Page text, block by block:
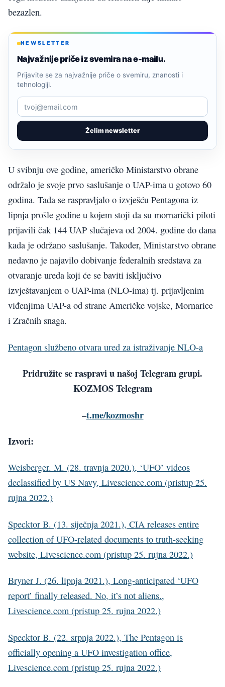
bezazlen.
NEWSLETTER
Najvažnije priče iz svemira na e-mailu.
Želim newsletter
Prijavite se za najvažnije priče o svemiru, znanosti i
tehnologiji.
U svibnju ove godine, američko Ministarstvo obrane
održalo je svoje prvo saslušanje o UAP-ima u gotovo 60
godina. Tada se raspravljalo o izvješću Pentagona iz
lipnja prošle godine u kojem stoji da su mornarički piloti
prijavili čak 144 UAP slučajeva od 2004. godine do dana
kada je održano saslušanje. Također, Ministarstvo obrane
nedavno je najavilo dobivanje federalnih sredstava za
otvaranje ureda koji će se baviti isključivo
izvještavanjem o UAP-ima (NLO-ima) tj. prijavljenim
viđenjima UAP-a od strane Američke vojske, Mornarice
i Zračnih snaga.
Pentagon službeno otvara ured za istraživanje NLO-a
Pridružite se raspravi u našoj Telegram grupi.
KOZMOS Telegram
–t.me/kozmoshr
Izvori:
Weisberger. M. (28. travnja 2020.), ‘UFO’ videos
declassified by US Navy, Livescience.com (pristup 25.
rujna 2022.)
Specktor B. (13. siječnja 2021.), CIA releases entire
collection of UFO-related documents to truth-seeking
website, Livescience.com (pristup 25. rujna 2022.)
Bryner J. (26. lipnja 2021.), Long-anticipated ‘UFO
report’ finally released. No, it’s not aliens.,
Livescience.com (pristup 25. rujna 2022.)
Specktor B. (22. srpnja 2022.), The Pentagon is
officially opening a UFO investigation office,
Livescience.com (pristup 25. rujna 2022.)